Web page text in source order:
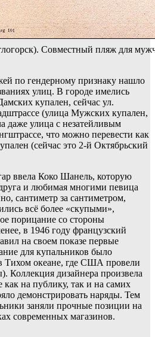
Совместный пляж для
по гендерному признаку нашло
улиц. В городе имелись
купален, сейчас ул.
(улица Мужских купален,
даже улица с незатейливым
что можно перевести как
(сейчас это 2-й Октябрьский
ввела Коко Шанель, которую
и любимая многими певица
сантиметр за сантиметром,
всё более «скупыми»,
порицание со стороны
в 1946 году французский
на своем показе первые
для купальников было
Тихом океане, где США провели
Коллекция дизайнера произвела
как на публику, так и на самих
демонстрировать наряды. Тем
заняли прочные позиции на
современных магазинов.